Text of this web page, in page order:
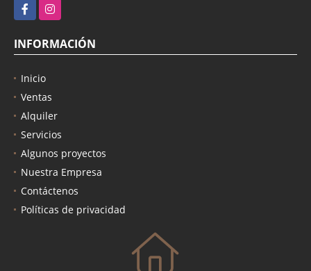
FacebookInstagram
INFORMACIÓN
Inicio
Ventas
Alquiler
Servicios
Algunos proyectos
Nuestra Empresa
Contáctenos
Políticas de privacidad